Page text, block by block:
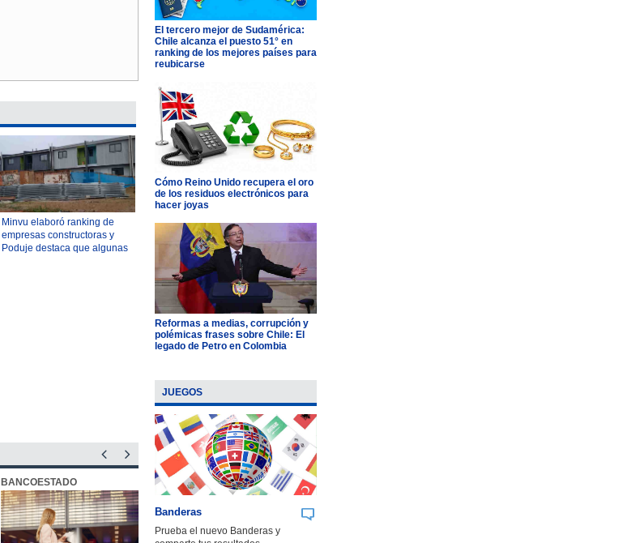
Minvu elaboró ranking de
empresas constructoras y
Poduje destaca que algunas
BANCOESTADO OTIC CCHC BUK
El tercero mejor de Sudamérica:
Chile alcanza el puesto 51° en
ranking de los mejores países para
reubicarse
Cómo Reino Unido recupera el oro
de los residuos electrónicos para
hacer joyas
Reformas a medias, corrupción y
polémicas frases sobre Chile: El
legado de Petro en Colombia
JUEGOS
Banderas
Prueba el nuevo Banderas y